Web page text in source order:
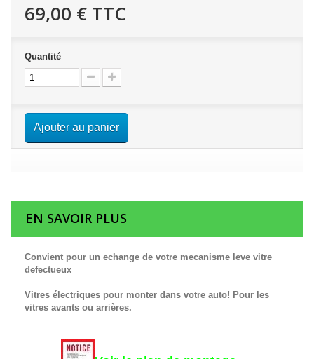
69,00 € TTC
Quantité
Ajouter au panier
EN SAVOIR PLUS
Convient pour un echange de votre mecanisme leve vitre
defectueux
Vitres électriques pour monter dans votre auto! Pour les
vitres avants ou arrières.